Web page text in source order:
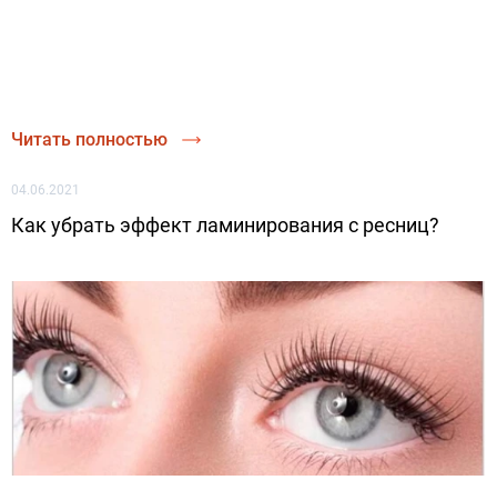
Читать полностью
04.06.2021
Как убрать эффект ламинирования с ресниц?